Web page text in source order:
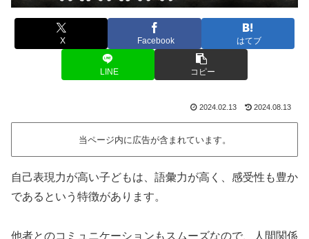
X Facebook はてブ
LINE コピー
2024.02.13 2024.08.13
当ページ内に広告が含まれています。
自己表現力が高い子どもは、語彙力が高く、感受性も豊か
であるという特徴があります。
他者とのコミュニケーションもスムーズなので、人間関係